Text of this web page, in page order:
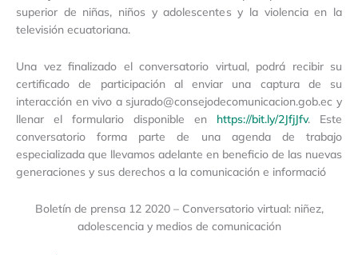
superior de niñas, niños y adolescentes y la violencia en la
televisión ecuatoriana.
Una vez finalizado el conversatorio virtual, podrá recibir su
certificado de participación al enviar una captura de su
interacción en vivo a sjurado@consejodecomunicacion.gob.ec y
llenar el formulario disponible en https://bit.ly/2JfjJfv. Este
conversatorio forma parte de una agenda de trabajo
especializada que llevamos adelante en beneficio de las nuevas
generaciones y sus derechos a la comunicación e informació
Boletín de prensa 12 2020 – Conversatorio virtual: niñez,
adolescencia y medios de comunicación